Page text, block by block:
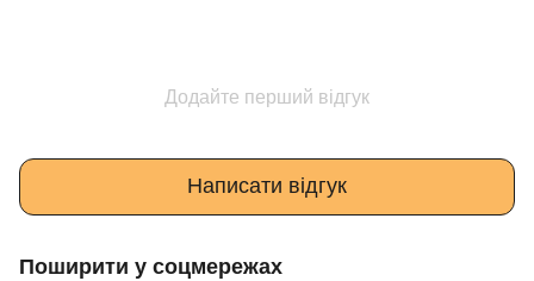
Додайте перший відгук
Написати відгук
Поширити у соцмережах